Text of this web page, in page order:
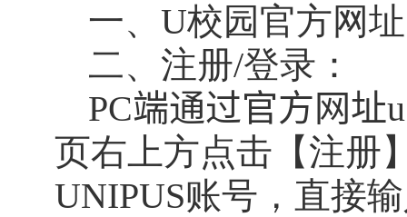
一、U校园官方网
二、注册/登录：
PC端通过官方网址
页右上方点击【注册
UNIPUS账号，直接